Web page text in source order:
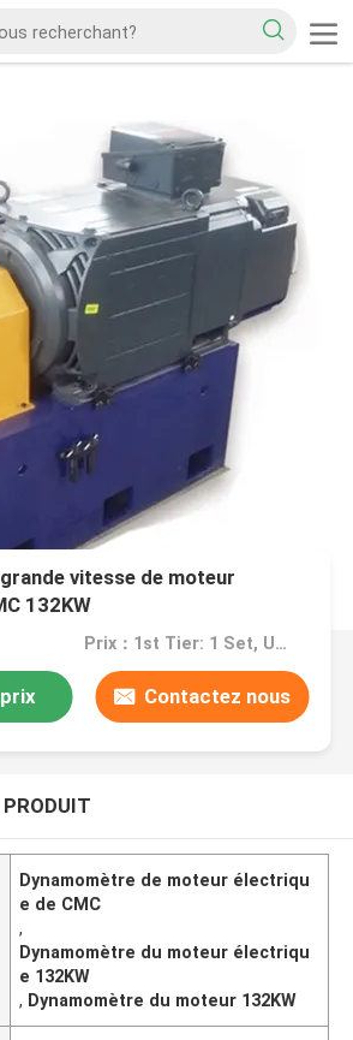
vitesse de moteur
132KW
Prix：1st Tier: 1 Set, Unit Price USD 3.00 2nd Tier: 2-5 Sets, Unit Price USD 2.00 3rd Tier: Over 5 Sets, Unit Price USD 1.00
Contactez nous
Dynamomètre de moteur électriqu
e de CMC
,
Dynamomètre du moteur électriqu
e 132KW
, Dynamomètre du moteur 132KW